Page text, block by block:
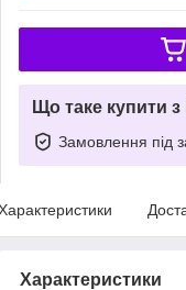
Що таке купити
Замовлення під
Характеристики